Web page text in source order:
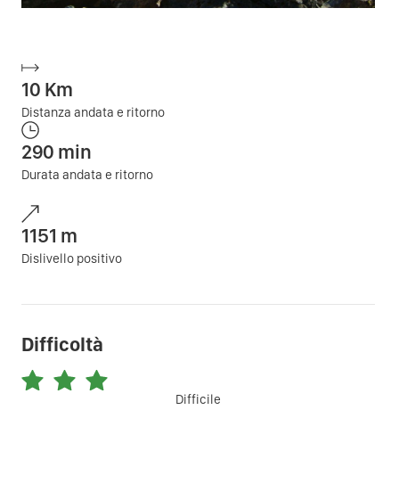
10 Km
Distanza andata e ritorno
290 min
Durata andata e ritorno
1151 m
Dislivello positivo
Difficoltà
Difficile